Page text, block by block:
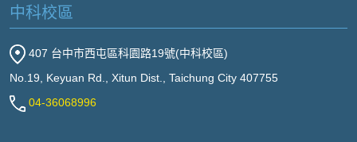
中科校區
407 台中市西屯區科園路19號(中科校區)
No.19, Keyuan Rd., Xitun Dist., Taichung City 407755
04-36068996